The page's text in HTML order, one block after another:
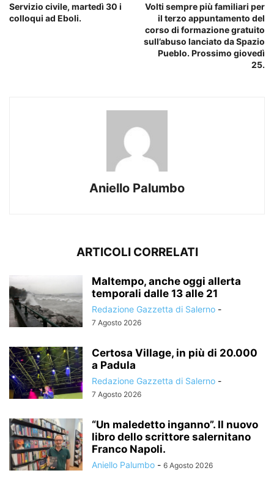
Servizio civile, martedì 30 i
colloqui ad Eboli.
Volti sempre più familiari per
il terzo appuntamento del
corso di formazione gratuito
sull’abuso lanciato da Spazio
Pueblo. Prossimo giovedì
25.
Aniello Palumbo
ARTICOLI CORRELATI
Maltempo, anche oggi allerta
temporali dalle 13 alle 21
Redazione Gazzetta di Salerno -
7 Agosto 2026
Certosa Village, in più di 20.000
a Padula
Redazione Gazzetta di Salerno -
7 Agosto 2026
“Un maledetto inganno”. Il nuovo
libro dello scrittore salernitano
Franco Napoli.
Aniello Palumbo - 6 Agosto 2026